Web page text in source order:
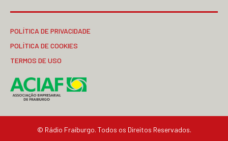
POLÍTICA DE PRIVACIDADE
POLÍTICA DE COOKIES
TERMOS DE USO
© Rádio Fraiburgo. Todos os Direitos Reservados.